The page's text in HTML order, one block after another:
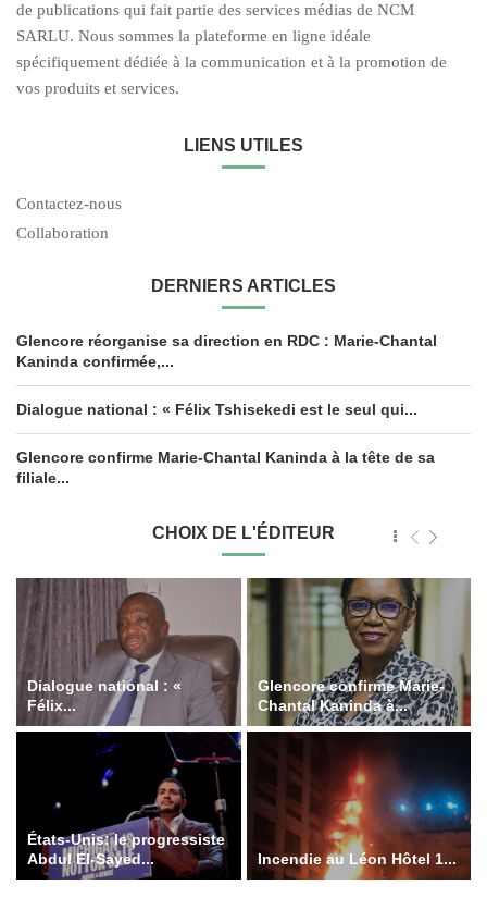
de publications qui fait partie des services médias de NCM
SARLU. Nous sommes la plateforme en ligne idéale
spécifiquement dédiée à la communication et à la promotion de
vos produits et services.
LIENS UTILES
Contactez-nous
Collaboration
DERNIERS ARTICLES
Glencore réorganise sa direction en RDC : Marie-Chantal
Kaninda confirmée,...
Dialogue national : « Félix Tshisekedi est le seul qui...
Glencore confirme Marie-Chantal Kaninda à la tête de sa
filiale...
CHOIX DE L'ÉDITEUR
Dialogue national : «
Félix...
Glencore confirme Marie-
Chantal Kaninda à...
États-Unis: le progressiste
Abdul El-Sayed...
Incendie au Léon Hôtel 1...